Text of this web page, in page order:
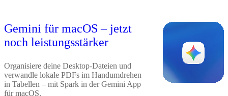
Gemini für macOS – jetzt
noch leistungsstärker
Organisiere deine Desktop-Dateien und
verwandle lokale PDFs im Handumdrehen
in Tabellen – mit Spark in der Gemini App
für macOS.